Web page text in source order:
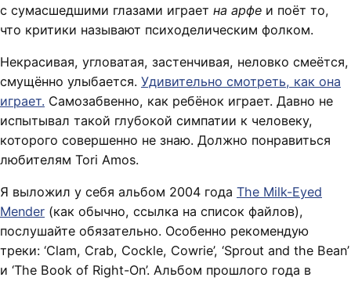
с сумасшедшими глазами играет на арфе и поёт то,
что критики называют психоделическим фолком.
Некрасивая, угловатая, застенчивая, неловко смеётся,
смущённо улыбается. Удивительно смотреть, как она
играет. Самозабвенно, как ребёнок играет. Давно не
испытывал такой глубокой симпатии к человеку,
которого совершенно не знаю. Должно понравиться
любителям Tori Amos.
Я выложил у себя альбом 2004 года The Milk-Eyed
Mender (как обычно, ссылка на список файлов),
послушайте обязательно. Особенно рекомендую
треки: ‘Clam, Crab, Cockle, Cowrie’, ‘Sprout and the Bean’
и ‘The Book of Right-On’. Альбом прошлого года в